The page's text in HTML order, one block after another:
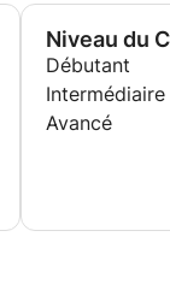
Niveau du
Débutant
Intermédiaire
Avancé